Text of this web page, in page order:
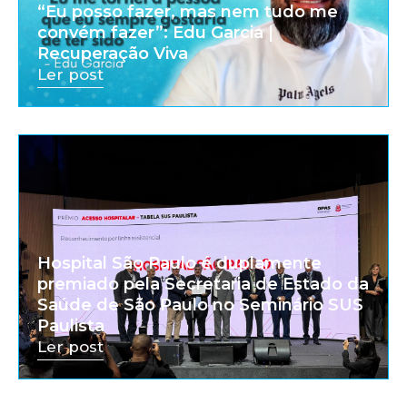
“Eu posso fazer, mas nem tudo me
convém fazer”: Edu Garcia |
Recuperação Viva
Ler post
Hospital São Paulo é duplamente
premiado pela Secretaria de Estado da
Saúde de São Paulo no Seminário SUS
Paulista
Ler post